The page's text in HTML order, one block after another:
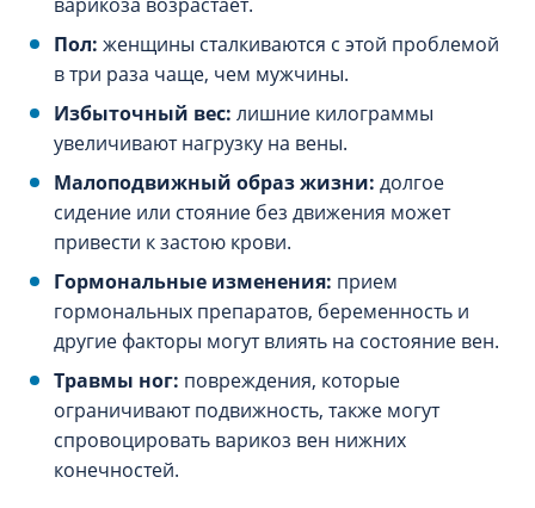
Пол: женщины сталкиваются с этой проблемой
в три раза чаще, чем мужчины.
Избыточный вес: лишние килограммы
увеличивают нагрузку на вены.
Малоподвижный образ жизни: долгое
сидение или стояние без движения может
привести к застою крови.
Гормональные изменения: прием
гормональных препаратов, беременность и
другие факторы могут влиять на состояние вен.
Травмы ног: повреждения, которые
ограничивают подвижность, также могут
спровоцировать варикоз вен нижних
конечностей.